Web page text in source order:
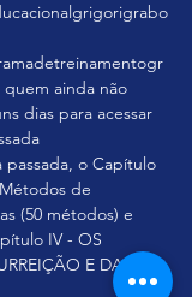
ainda não
dias para acessar
passada, o Capítulo
de
(50 métodos) e
IV - OS
E DA